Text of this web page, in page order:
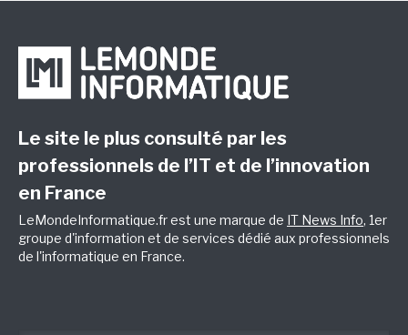
Le site le plus consulté par les
professionnels de l’IT et de l’innovation
en France
LeMondeInformatique.fr est une marque de IT News Info, 1er
groupe d'information et de services dédié aux professionnels
de l'informatique en France.